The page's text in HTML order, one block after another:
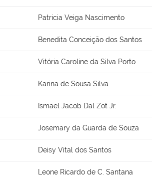
Patricia Veiga Nascimento
Benedita Conceição dos Santos
Vitória Caroline da Silva Porto
Karina de Sousa Silva
Ismael Jacob Dal Zot Jr.
Josemary da Guarda de Souza
Deisy Vital dos Santos
Leone Ricardo de C. Santana